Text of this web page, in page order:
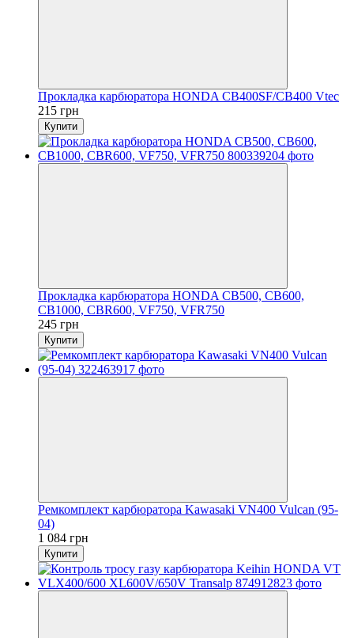
Прокладка карбюратора HONDA CB400SF/CB400 Vtec
215 грн
Купити
Прокладка карбюратора HONDA CB500, CB600,
CB1000, CBR600, VF750, VFR750
245 грн
Купити
Ремкомплект карбюратора Kawasaki VN400 Vulcan (95-
04)
1 084 грн
Купити